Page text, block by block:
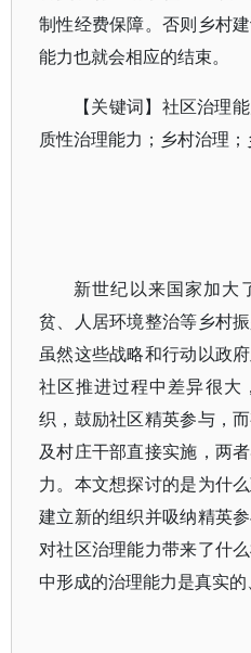
制性经费保障。否则乡村
能力也就会相应的结束。
【关键词】社区治理
质性治理能力；乡村治理
新世纪以来国家加大
贫、人居环境整治等乡村
虽然这些战略和行动以政
社区推进过程中差异很大
织，鼓励社区精英参与，
及村庄干部直接实施，两
力。本文想探讨的是为什
建立新的组织并吸纳精英
对社区治理能力带来了什
中形成的治理能力是真实的